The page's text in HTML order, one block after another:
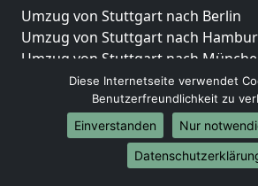
Umzug von Stuttgart nach Berlin
Umzug von Stuttgart nach
Umzug von Stuttgart nach
Umzug von Stuttgart nach Köln
Umzug von Stuttgart nach
Umzug von Stuttgart nach
Umzug von Stuttgart nach
Umzug von Stuttgart nach Leipzig
Diese Internetseite verwendet
Benutzerfreundlichkeit zu
Einverstanden
Nur